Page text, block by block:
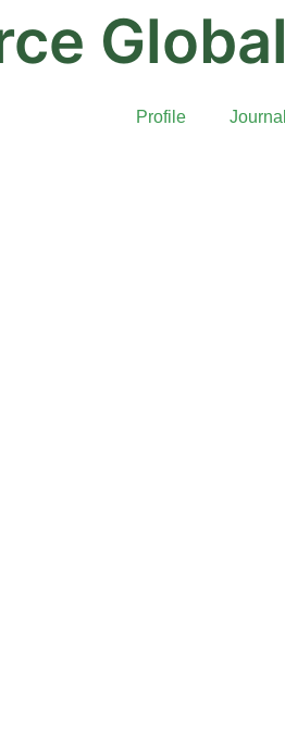
Global
Profile Journal